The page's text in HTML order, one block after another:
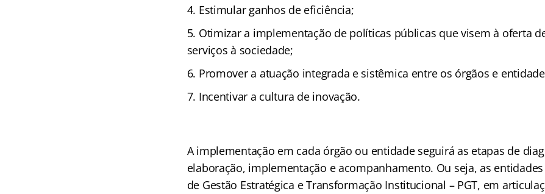
Estimular ganhos de eficiência;
Otimizar a implementação de políticas públicas que visem à oferta
serviços à sociedade;
Promover a atuação integrada e sistêmica entre os órgãos e
Incentivar a cultura de inovação.
A implementação em cada órgão ou entidade seguirá as etapas de
elaboração, implementação e acompanhamento. Ou seja, as
de Gestão Estratégica e Transformação Institucional – PGT, em